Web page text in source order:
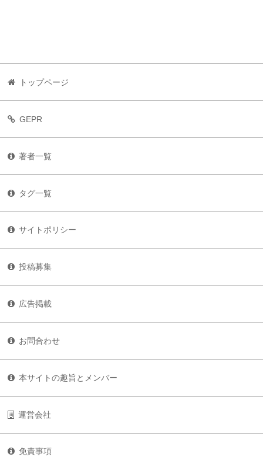
トップページ
GEPR
著者一覧
タグ一覧
サイトポリシー
投稿募集
広告掲載
お問合わせ
本サイトの趣旨とメンバー
運営会社
免責事項